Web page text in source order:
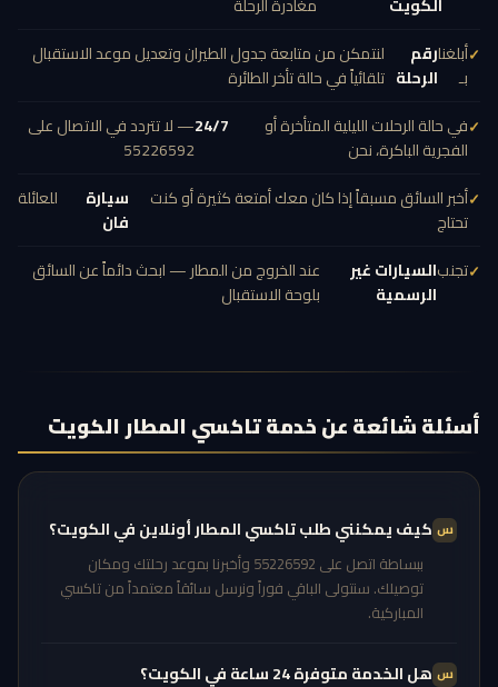
أبلغنا
بـ
رقم
الرحلة
لنتمكن من متابعة جدول الطيران وتعديل موعد الاستقبال
تلقائياً في حالة تأخر الطائرة
في حالة الرحلات الليلية المتأخرة أو
الفجرية الباكرة، نحن
24/7— لا تتردد في الاتصال على
55226592
أخبر السائق مسبقاً إذا كان معك أمتعة كثيرة أو كنت
تحتاج
سيارة
فان
للعائلة
تجنبالسيارات غير
الرسمية
عند الخروج من المطار — ابحث دائماً عن السائق
بلوحة الاستقبال
أسئلة شائعة عن خدمة تاكسي المطار الكويت
كيف يمكنني طلب تاكسي المطار أونلاين في الكويت؟
ببساطة اتصل على 55226592 وأخبرنا بموعد رحلتك ومكان
توصيلك. سنتولى الباقي فوراً ونرسل سائقاً معتمداً من تاكسي
المباركية.
هل الخدمة متوفرة 24 ساعة في الكويت؟